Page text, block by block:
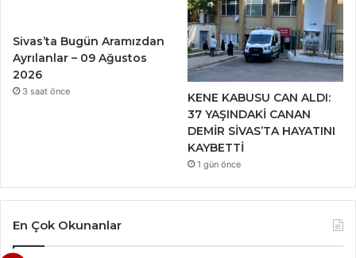
Sivas’ta Bugün Aramızdan
Ayrılanlar – 09 Ağustos
2026
3 saat önce
KENE KABUSU CAN ALDI:
37 YAŞINDAKİ CANAN
DEMİR SİVAS’TA HAYATINI
KAYBETTİ
1 gün önce
En Çok Okunanlar